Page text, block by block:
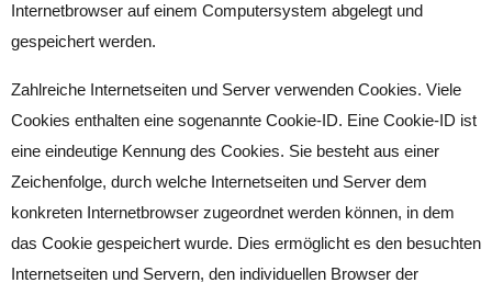
Internetbrowser auf einem Computersystem abgelegt und
gespeichert werden.
Zahlreiche Internetseiten und Server verwenden Cookies. Viele
Cookies enthalten eine sogenannte Cookie-ID. Eine Cookie-ID ist
eine eindeutige Kennung des Cookies. Sie besteht aus einer
Zeichenfolge, durch welche Internetseiten und Server dem
konkreten Internetbrowser zugeordnet werden können, in dem
das Cookie gespeichert wurde. Dies ermöglicht es den besuchten
Internetseiten und Servern, den individuellen Browser der